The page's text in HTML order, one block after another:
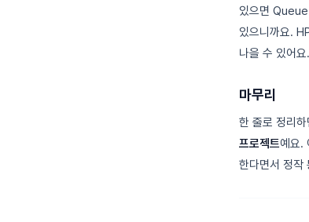
있으면
있으니까요.
나을 수 있어요.
마무리
한 줄로 정리하
프로젝트예요.
한다면서 정작